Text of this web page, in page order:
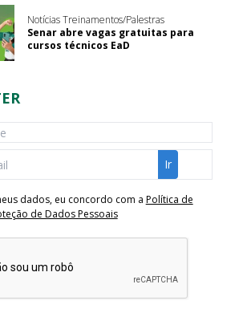
Notícias Treinamentos/Palestras
Senar abre vagas gratuitas para
cursos técnicos EaD
dados, eu concordo com a Política de
de Dados Pessoais